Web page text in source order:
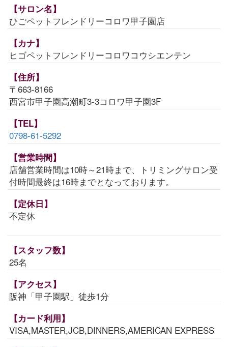
【サロン名】
ひごペットフレンドリーコロワ甲子園店
【カナ】
ヒゴペットフレンドリーコロワコウシエンテン
【住所】
〒663-8166
西宮市甲子園高潮町3-3コロワ甲子園3F
【TEL】
0798-61-5292
【営業時間】
店舗営業時間は10時～21時まで、トリミングサロン受
付時間最終は16時までとなっております。
【定休日】
不定休
【スタッフ数】
25名
【アクセス】
阪神「甲子園駅」徒歩1分
【カード利用】
VISA,MASTER,JCB,DINNERS,AMERICAN EXPRESS